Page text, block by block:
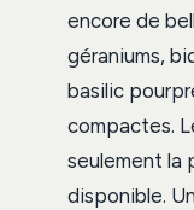
encore de
géraniums,
basilic
compactes.
seulement la
disponible.